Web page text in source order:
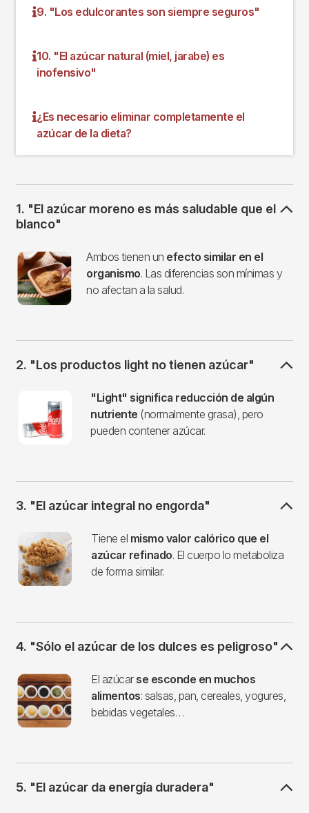
9. "Los edulcorantes son siempre seguros"
10. "El azúcar natural (miel, jarabe) es
inofensivo"
¿Es necesario eliminar completamente el
azúcar de la dieta?
1. "El azúcar moreno es más saludable que el
blanco"
Imagen Ambos tienen un efecto similar en el
organismo. Las diferencias son mínimas y
no afectan a la salud.
2. "Los productos light no tienen azúcar"
"Light" significa reducción de algún
nutriente (normalmente grasa), pero
pueden contener azúcar.
3. "El azúcar integral no engorda"
Imagen Tiene el mismo valor calórico que el
azúcar refinado. El cuerpo lo metaboliza
de forma similar.
4. "Sólo el azúcar de los dulces es peligroso"
Imagen El azúcar se esconde en muchos
alimentos: salsas, pan, cereales, yogures,
bebidas vegetales…
5. "El azúcar da energía duradera"